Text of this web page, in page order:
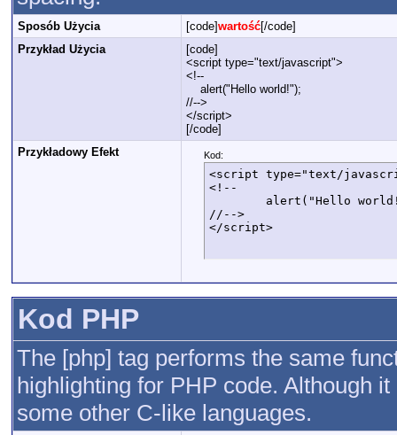
Sposób Użycia [code]wartość[/code]
Przykład Użycia
[code]
<script type="text/javascript">
<!--
alert("Hello world!");
//-->
</script>
[/code]
Przykładowy Efekt
Kod:
<script type="text/
<!--
//-->
</script>
Kod PHP
The [php] tag performs the same
highlighting for PHP code. Although
some other C-like languages.